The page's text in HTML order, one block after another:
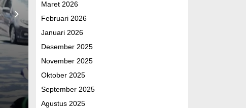
Facebook
NGAWI – Polres Ngawi polda Jatim terus
komunikasi yang humanis. Salah…
Facebook
Maret 2026
Februari 2026
Januari 2026
Desember 2025
November 2025
Oktober 2025
September 2025
Agustus 2025